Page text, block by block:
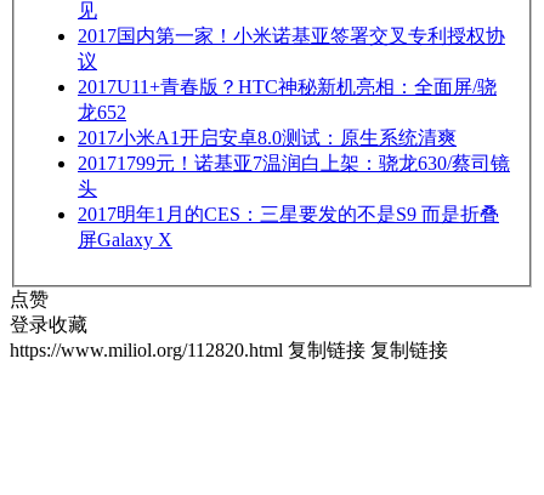
见
2017国内第一家！小米诺基亚签署交叉专利授权协
议
2017U11+青春版？HTC神秘新机亮相：全面屏/骁
龙652
2017小米A1开启安卓8.0测试：原生系统清爽
20171799元！诺基亚7温润白上架：骁龙630/蔡司镜
头
2017明年1月的CES：三星要发的不是S9 而是折叠
屏Galaxy X
点赞
登录收藏
https://www.miliol.org/112820.html 复制链接 复制链接